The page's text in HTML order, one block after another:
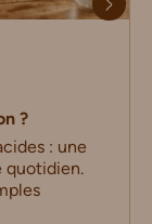
?
: une
quotidien.